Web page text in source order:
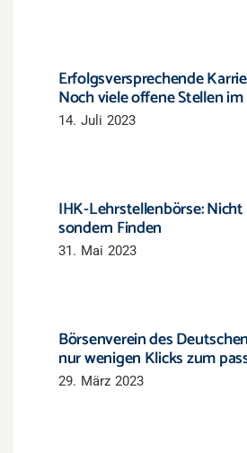
Erfolgsversprechende
Noch viele offene Stellen
14. Juli 2023
IHK-Lehrstellenbörse: Nicht
sondern Finden
31. Mai 2023
Börsenverein des
nur wenigen Klicks zum
29. März 2023